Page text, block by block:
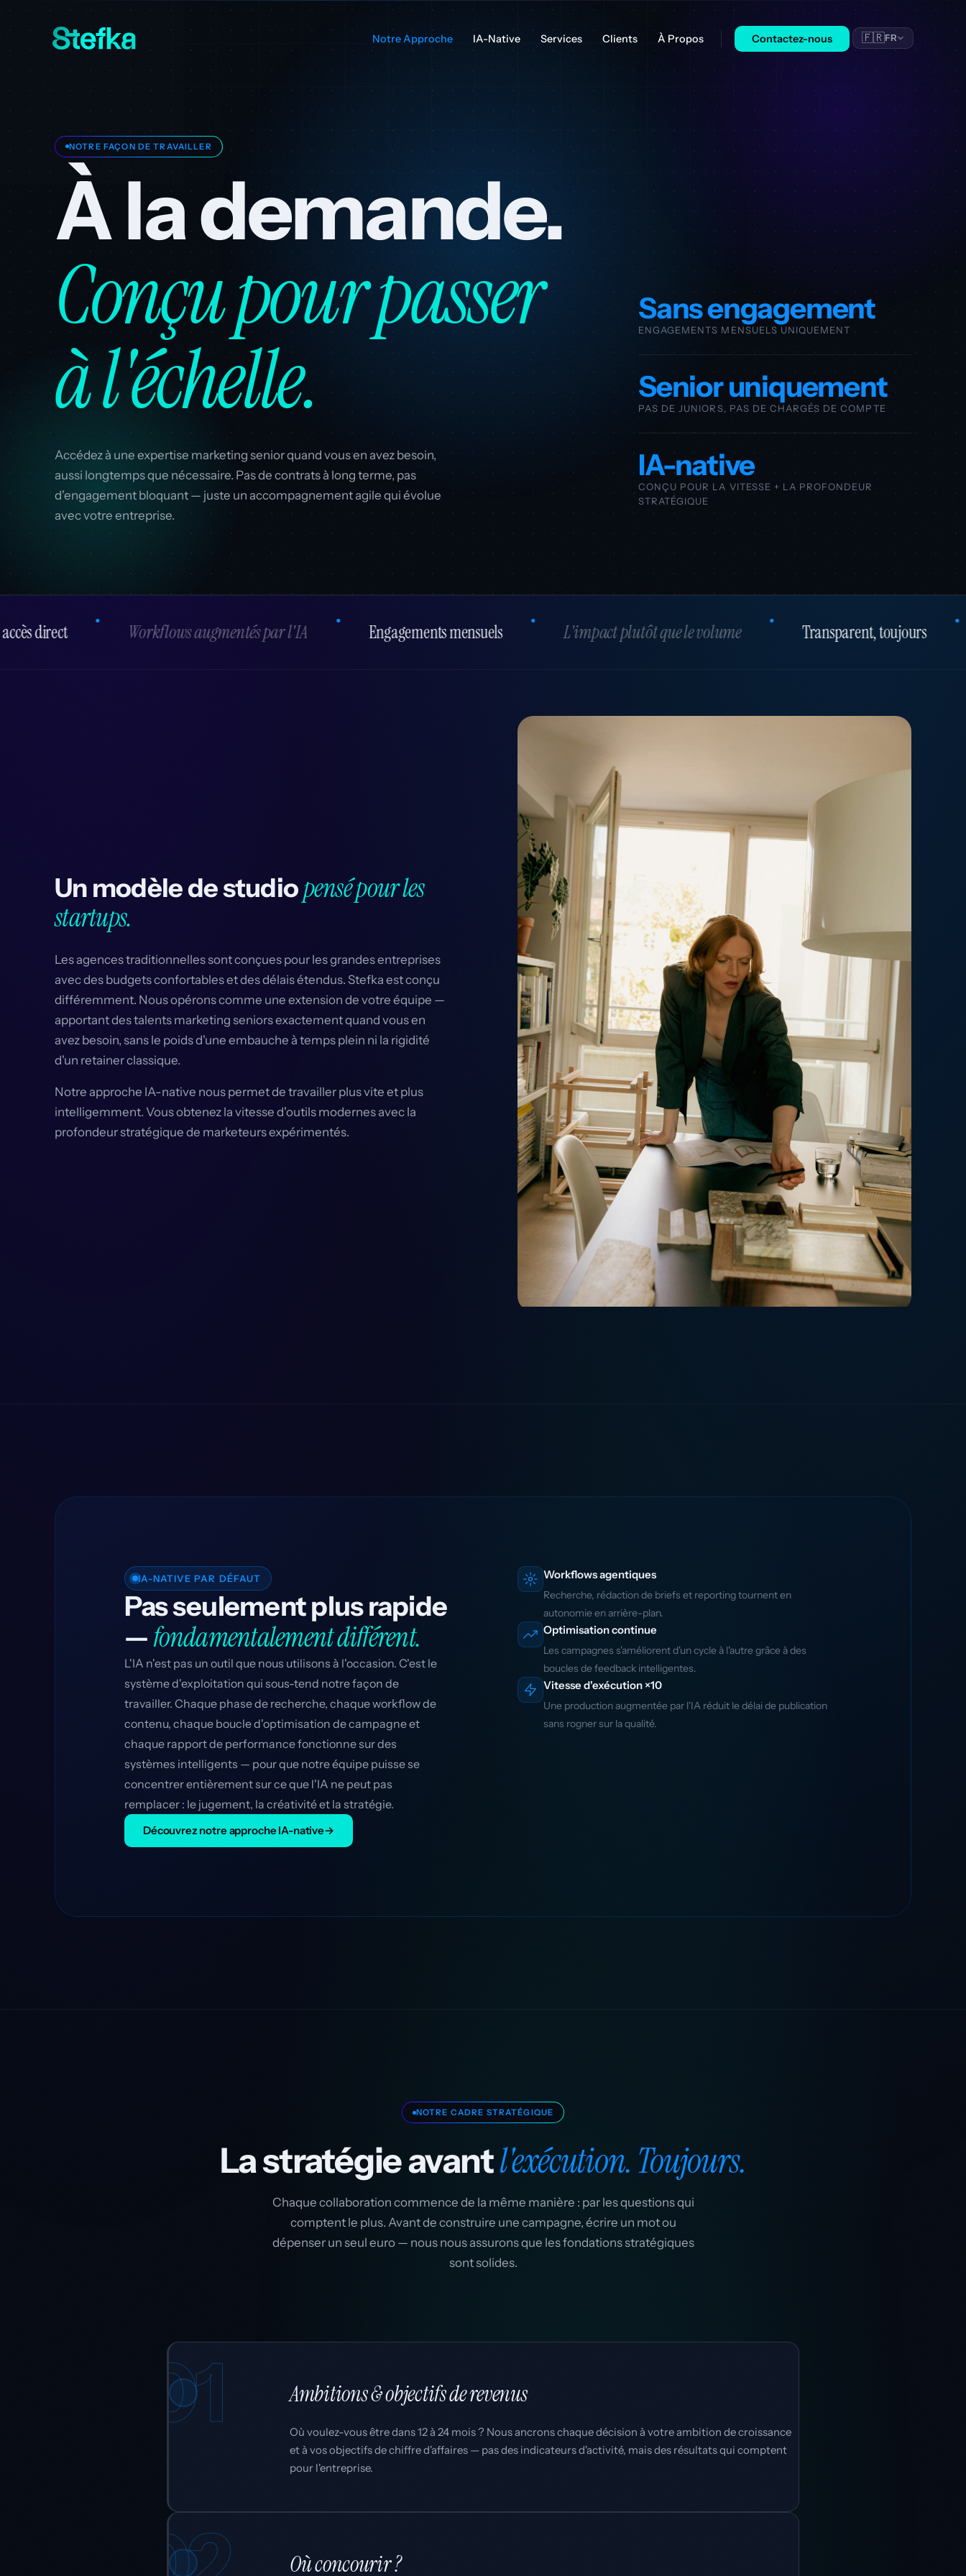
Notre Approche IA-Native Services Clients À Propos Contactez-nous 🇫🇷FR
NOTRE FAÇON DE TRAVAILLER
À la demande.
Conçu pour passer
à l'échelle.
Accédez à une expertise marketing senior quand vous en avez besoin,
aussi longtemps que nécessaire. Pas de contrats à long terme, pas
d'engagement bloquant — juste un accompagnement agile qui évolue
avec votre entreprise.
Sans engagement
ENGAGEMENTS MENSUELS UNIQUEMENT
Senior uniquement
PAS DE JUNIORS, PAS DE CHARGÉS DE COMPTE
IA-native
CONÇU POUR LA VITESSE + LA PROFONDEUR
STRATÉGIQUE
par l'IA Engagements mensuels L'impact plutôt que le volume Transparent, toujours Évolue avec vous La
Un modèle de studiopensé pour les
startups.
Les agences traditionnelles sont conçues pour les grandes entreprises
avec des budgets confortables et des délais étendus. Stefka est conçu
différemment. Nous opérons comme une extension de votre équipe —
apportant des talents marketing seniors exactement quand vous en
avez besoin, sans le poids d'une embauche à temps plein ni la rigidité
d'un retainer classique.
Notre approche IA-native nous permet de travailler plus vite et plus
intelligemment. Vous obtenez la vitesse d'outils modernes avec la
profondeur stratégique de marketeurs expérimentés.
IA-NATIVE PAR DÉFAUT
Pas seulement plus rapide
—fondamentalement différent.
L'IA n'est pas un outil que nous utilisons à l'occasion. C'est le
système d'exploitation qui sous-tend notre façon de
travailler. Chaque phase de recherche, chaque workflow de
contenu, chaque boucle d'optimisation de campagne et
chaque rapport de performance fonctionne sur des
systèmes intelligents — pour que notre équipe puisse se
concentrer entièrement sur ce que l'IA ne peut pas
remplacer : le jugement, la créativité et la stratégie.
Découvrez notre approche IA-native→
Workflows agentiques
Recherche, rédaction de briefs et reporting tournent en
autonomie en arrière-plan.
Optimisation continue
Les campagnes s'améliorent d'un cycle à l'autre grâce à des
boucles de feedback intelligentes.
Vitesse d'exécution ×10
Une production augmentée par l'IA réduit le délai de publication
sans rogner sur la qualité.
NOTRE CADRE STRATÉGIQUE
La stratégie avantl'exécution. Toujours.
Chaque collaboration commence de la même manière : par les questions qui
comptent le plus. Avant de construire une campagne, écrire un mot ou
dépenser un seul euro — nous nous assurons que les fondations stratégiques
sont solides.
01 Ambitions & objectifs de revenus
Où voulez-vous être dans 12 à 24 mois ? Nous ancrons chaque décision à votre ambition de croissance
et à vos objectifs de chiffre d'affaires — pas des indicateurs d'activité, mais des résultats qui comptent
pour l'entreprise.
Où concourir ?